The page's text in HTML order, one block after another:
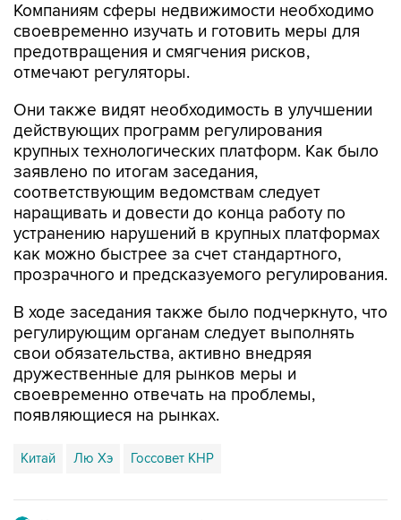
Компаниям сферы недвижимости необходимо
своевременно изучать и готовить меры для
предотвращения и смягчения рисков,
отмечают регуляторы.
Они также видят необходимость в улучшении
действующих программ регулирования
крупных технологических платформ. Как было
заявлено по итогам заседания,
соответствующим ведомствам следует
наращивать и довести до конца работу по
устранению нарушений в крупных платформах
как можно быстрее за счет стандартного,
прозрачного и предсказуемого регулирования.
В ходе заседания также было подчеркнуто, что
регулирующим органам следует выполнять
свои обязательства, активно внедряя
дружественные для рынков меры и
своевременно отвечать на проблемы,
появляющиеся на рынках.
Китай Лю Хэ Госсовет КНР